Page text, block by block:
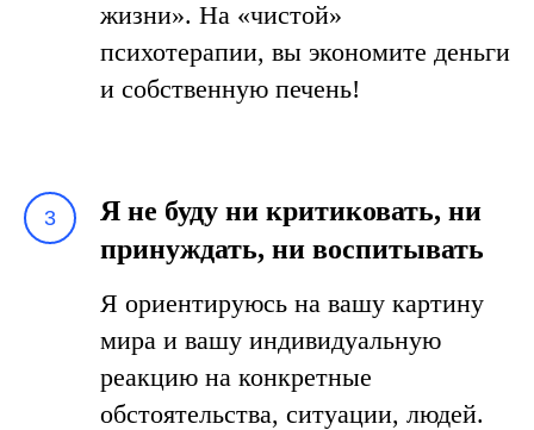
жизни». На «чистой»
психотерапии, вы экономите деньги
и собственную печень!
Я не буду ни критиковать, ни
принуждать, ни воспитывать
Я ориентируюсь на вашу картину
мира и вашу индивидуальную
реакцию на конкретные
обстоятельства, ситуации, людей.